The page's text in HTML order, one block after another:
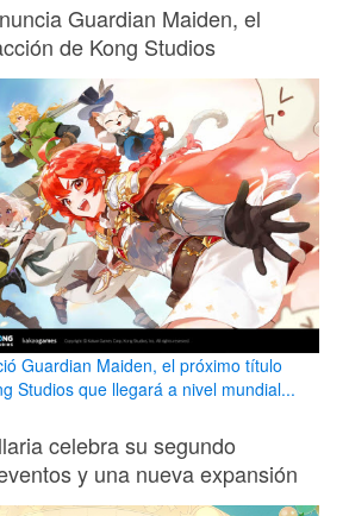
Guardian Maiden, el
de Kong Studios
Guardian Maiden, el próximo título
Studios que llegará a nivel mundial...
celebra su segundo
y una nueva expansión